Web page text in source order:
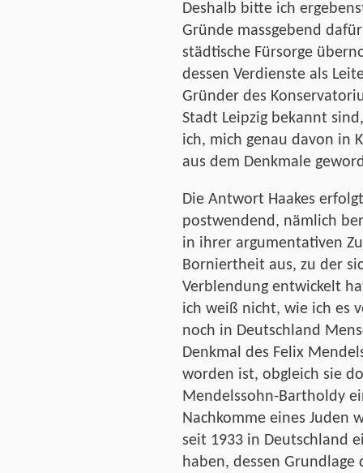
Deshalb bitte ich
Gründe massgebend
städtische Fürsorge
dessen Verdienste als
Gründer des
Stadt Leipzig bekannt
ich, mich genau davon in
aus dem Denkmale
Die Antwort Haakes
postwendend, nämlich
in ihrer argumentativen
Borniertheit aus, zu der
Verblendung entwickelt
ich weiß nicht, wie ich es
noch in Deutschland
Denkmal des Felix
worden ist, obgleich sie
Mendelssohn-Bartholdy
Nachkomme eines Juden
seit 1933 in Deutschland
haben, dessen